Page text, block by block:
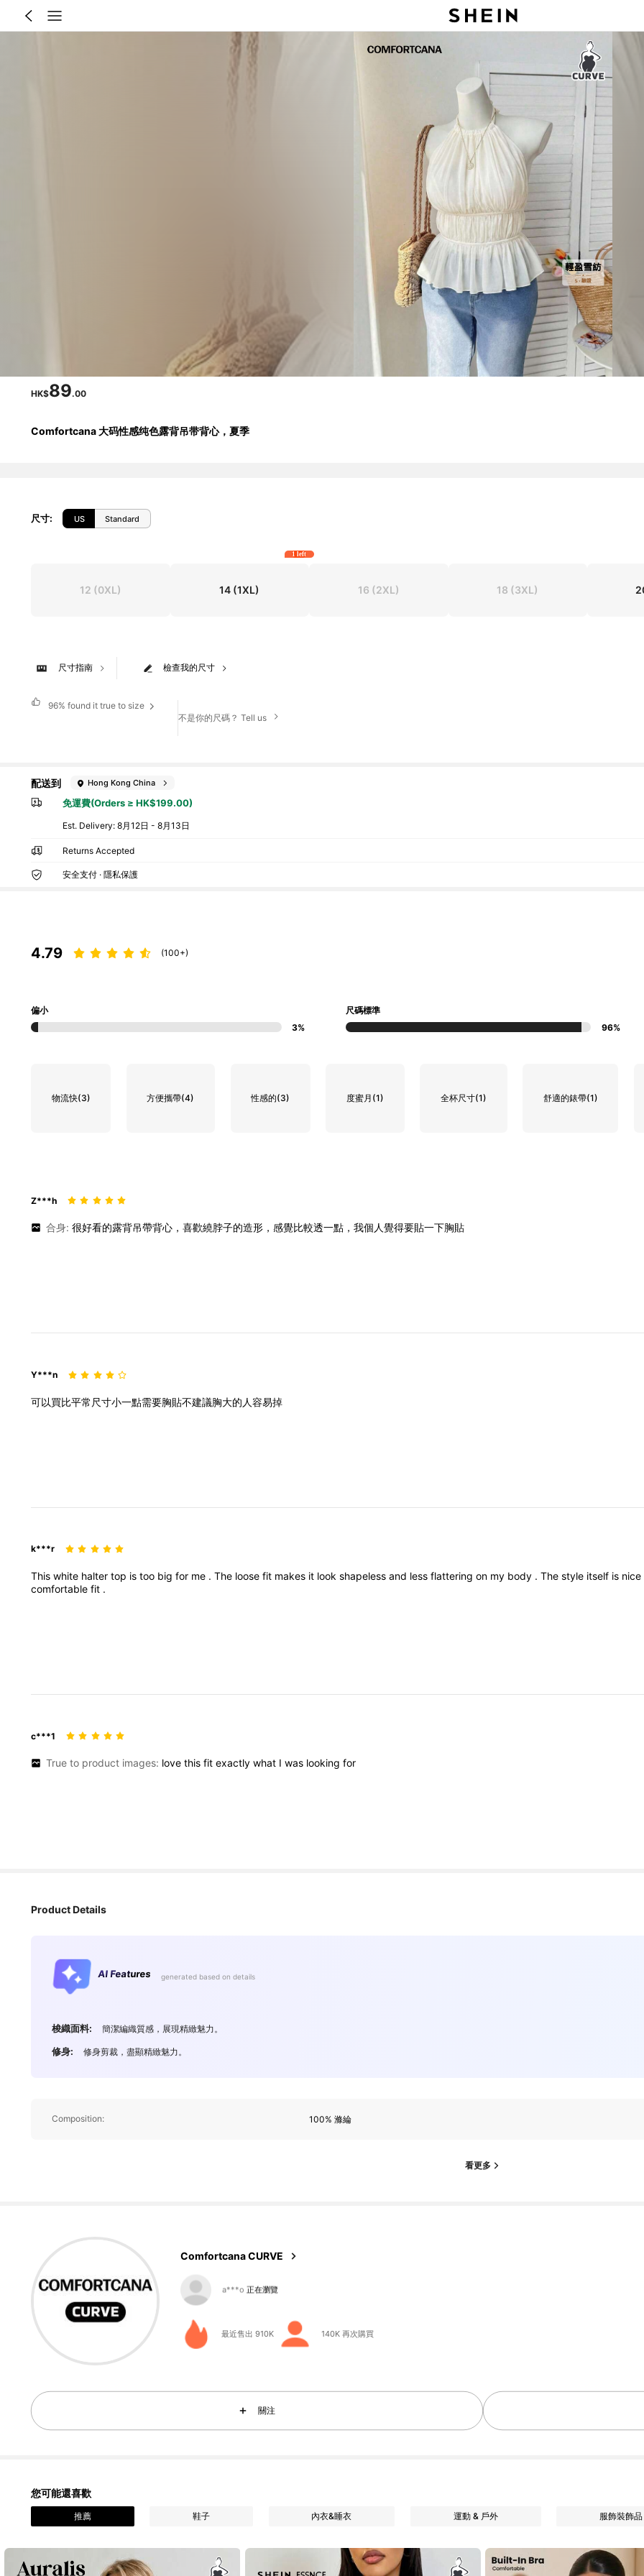
HK$89.00
Comfortcana 大码性感纯色露背吊带背心，夏季
尺寸: US Standard
12 (0XL) 14 (1XL)
1 left
16 (2XL) 18 (3XL)
檢查我的尺寸
尺寸指南
96% found it true to size
不是你的尺碼？ Tell us
配送到 Hong Kong China
免運費(Orders ≥ HK$199.00)
​Est. Delivery:8月12日 - 8月13日
Returns Accepted
安全支付 · 隱私保護
4.79 (100+)
偏小
3%
尺碼標準
96%
物流快(3) 方便攜帶(4) 性感的(3) 度蜜月 (1) 全杯尺寸(1) 舒適的錶帶(1)
Z***h
合身:很好看的露背吊帶背心，喜歡繞脖子的造形，感覺比較透一點，我個人覺得要貼一下胸貼
Y***n
可以買比平常尺寸小一點需要胸貼不建議胸大的人容易掉
k***r
This white halter top is too big for me . The loose fit makes it look shapeless and less flattering on my body . The style itself is nice
comfortable fit .
c***1
True to product images: lovethisfitexactlywhat Iwas lookingfor
Product Details
AI Features generated based on details
梭織面料: 簡潔編織質感，展現精緻魅力。
修身: 修身剪裁，盡顯精緻魅力。
Composition: 100% 滌綸
看更多
Comfortcana CURVE
4.76
最近售出 910K 140K 再次購買
關注
您可能還喜歡
推薦 鞋子 內衣&睡衣 運動 & 戶外 服飾裝飾品